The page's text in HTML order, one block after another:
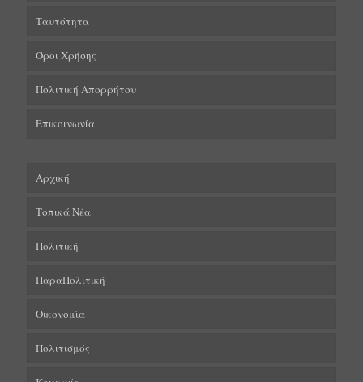
Ταυτότητα
Όροι Χρήσης
Πολιτική Απορρήτου
Επικοινωνία
Αρχική
Τοπικά Νέα
Πολιτική
ΠαραΠολιτική
Οικονομία
Πολιτισμός